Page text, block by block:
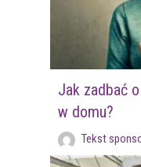
Jak zadbać
w domu?
Tekst